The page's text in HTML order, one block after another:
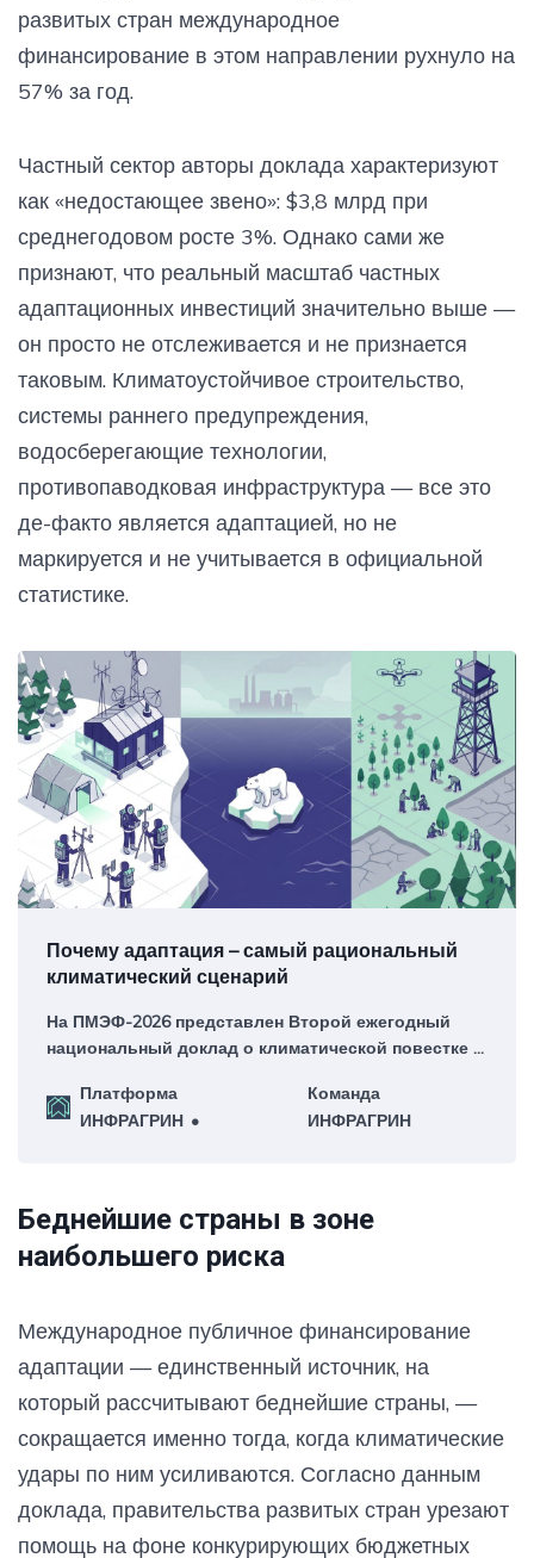
развитых стран международное
финансирование в этом направлении рухнуло на
57% за год.
Частный сектор авторы доклада характеризуют
как «недостающее звено»: $3,8 млрд при
среднегодовом росте 3%. Однако сами же
признают, что реальный масштаб частных
адаптационных инвестиций значительно выше —
он просто не отслеживается и не признается
таковым. Климатоустойчивое строительство,
системы раннего предупреждения,
водосберегающие технологии,
противопаводковая инфраструктура — все это
де-факто является адаптацией, но не
маркируется и не учитывается в официальной
статистике.
Почему адаптация – самый рациональный
климатический сценарий
На ПМЭФ-2026 представлен Второй ежегодный
национальный доклад о климатической повестке в
Платформа
ИНФРАГРИН
Команда
ИНФРАГРИН
Беднейшие страны в зоне
наибольшего риска
Международное публичное финансирование
адаптации — единственный источник, на
который рассчитывают беднейшие страны, —
сокращается именно тогда, когда климатические
удары по ним усиливаются. Согласно данным
доклада, правительства развитых стран урезают
помощь на фоне конкурирующих бюджетных